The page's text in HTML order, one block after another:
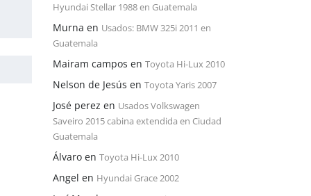
Hyundai Stellar 1988 en Guatemala
Murna en Usados: BMW 325i 2011 en
Guatemala
Mairam campos en Toyota Hi-Lux 2010
Nelson de Jesús en Toyota Yaris 2007
José perez en Usados Volkswagen
Saveiro 2015 cabina extendida en Ciudad
Guatemala
Álvaro en Toyota Hi-Lux 2010
Angel en Hyundai Grace 2002